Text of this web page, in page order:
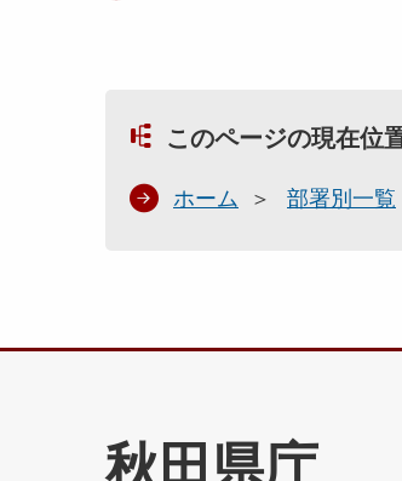
このページの現在位
ホーム 部署別一覧
秋田県庁